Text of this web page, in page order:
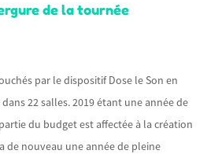
de la tournée
par le dispositif Dose le Son en
22 salles. 2019 étant une année de
du budget est affectée à la création
de nouveau une année de pleine